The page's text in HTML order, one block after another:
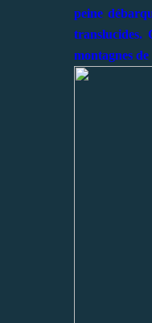
peine
translucides.
montagnes